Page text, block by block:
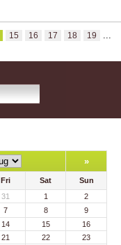
15 16 17 18 19 ...
»
Fri Sat
Sun
31 1
2
7 8
9
14 15
16
21 22
23